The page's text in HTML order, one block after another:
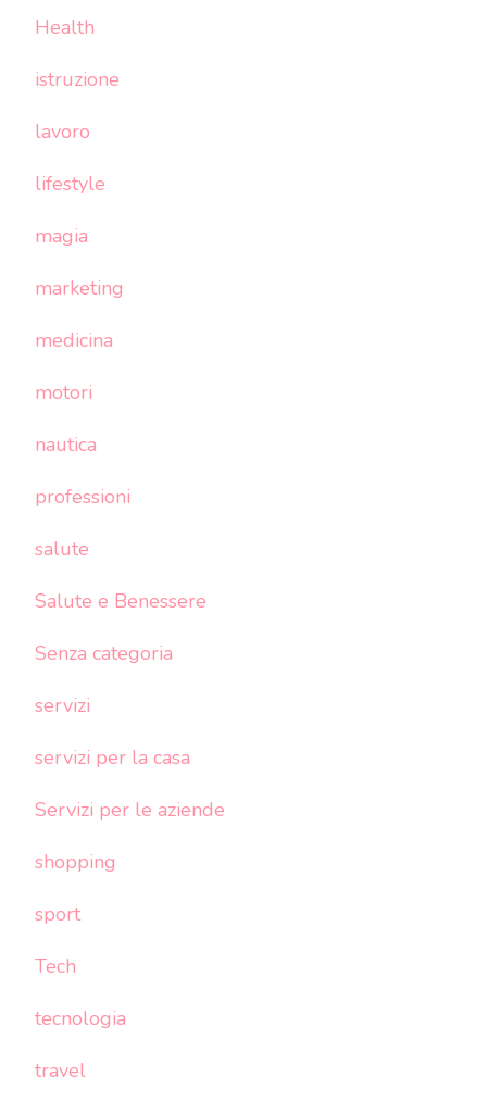
Health
istruzione
lavoro
lifestyle
magia
marketing
medicina
motori
nautica
professioni
salute
Salute e Benessere
Senza categoria
servizi
servizi per la casa
Servizi per le aziende
shopping
sport
Tech
tecnologia
travel